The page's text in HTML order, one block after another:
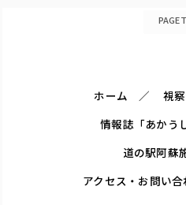
ホーム
視
情報誌「あかう
道の駅阿蘇
アクセス・お問い合